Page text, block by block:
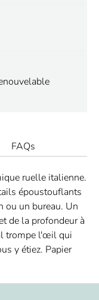
FAQs
ruelle italienne.
époustouflants
ou un bureau. Un
de la profondeur à
trompe l'œil qui
y étiez. Papier